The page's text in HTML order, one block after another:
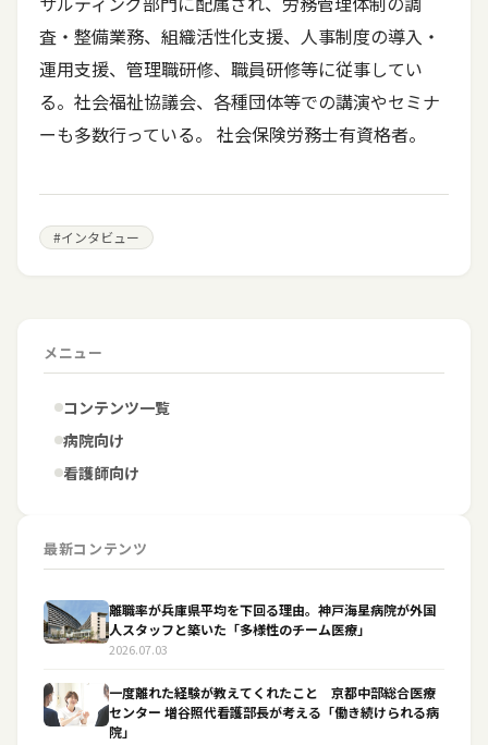
査・整備業務、組織活性化支援、人事制度の導入・
運用支援、管理職研修、職員研修等に従事してい
る。社会福祉協議会、各種団体等での講演やセミナ
ーも多数行っている。 社会保険労務士有資格者。
#インタビュー
メニュー
コンテンツ一覧
病院向け
看護師向け
最新コンテンツ
離職率が兵庫県平均を下回る理由。神戸海星病院が外国
人スタッフと築いた「多様性のチーム医療」
2026.07.03
一度離れた経験が教えてくれたこと 京都中部総合医療
センター 増谷照代看護部長が考える「働き続けられる病
院」